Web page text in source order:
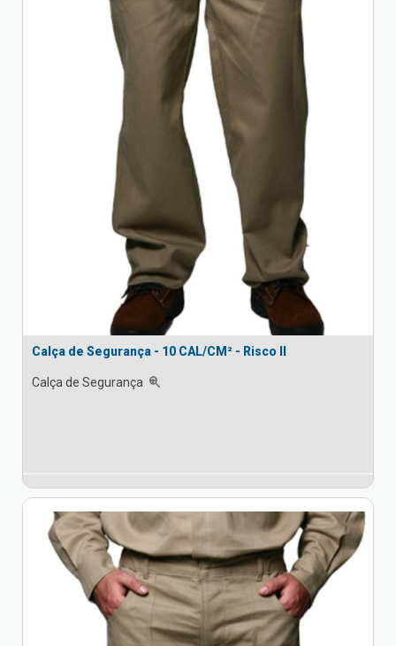
Calça de Segurança - 10 CAL/CM² - Risco II
Calça de Segurança